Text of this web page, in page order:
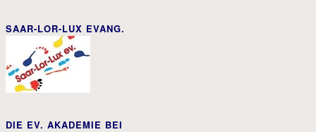
SAAR-LOR-LUX EVANG.
DIE EV. AKADEMIE BEI